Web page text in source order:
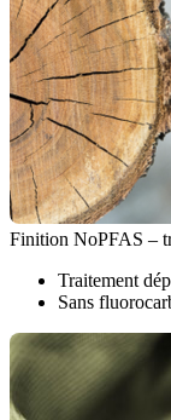
Finition NoPFAS –
Traitement
Sans